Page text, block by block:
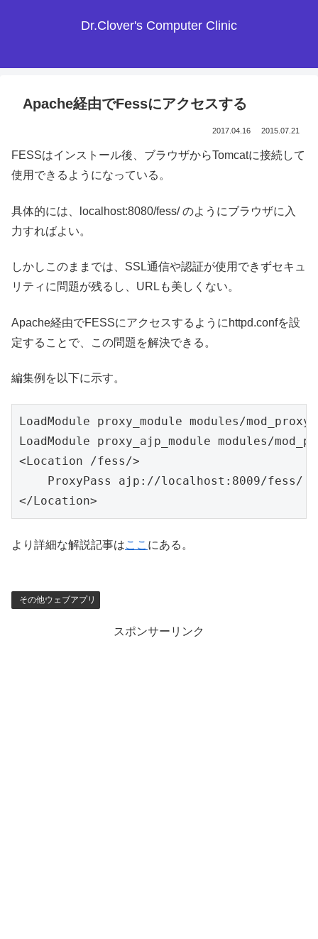
Dr.Clover's Computer Clinic
Apache経由でFessにアクセスする
2017.04.16 2015.07.21
FESSはインストール後、ブラウザからTomcatに接続して
使用できるようになっている。
具体的には、localhost:8080/fess/ のようにブラウザに入
力すればよい。
しかしこのままでは、SSL通信や認証が使用できずセキュ
リティに問題が残るし、URLも美しくない。
Apache経由でFESSにアクセスするようにhttpd.confを設
定することで、この問題を解決できる。
編集例を以下に示す。
LoadModule proxy_module modules/
LoadModule proxy_ajp_module modules/
<Location /fess/>
    ProxyPass ajp://localhost:8009/fess/
より詳細な解説記事はここ にある。
その他ウェブアプリ
スポンサーリンク